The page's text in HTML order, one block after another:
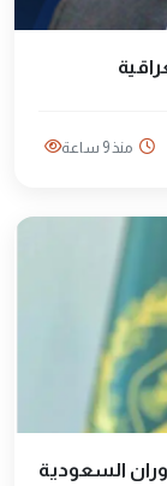
منذ 9 ساعة
السعودية